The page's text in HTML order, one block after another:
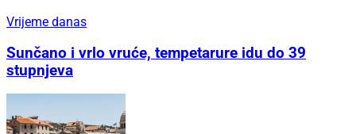
Vrijeme danas
Sunčano i vrlo vruće, tempetarure idu do 39
stupnjeva